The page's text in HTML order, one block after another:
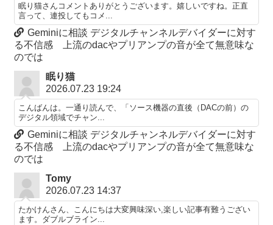
眠り猫さんコメントありがとうございます。嬉しいですね。正直
言って、連投してもコメ...
Geminiに相談 デジタルチャンネルデバイダーに対す
る不信感 上流のdacやプリアンプの音が全て無意味な
のでは
眠り猫
2026.07.23 19:24
こんばんは。一通り読んで、「ソース機器の直後（DACの前）の
デジタル領域でチャン...
Geminiに相談 デジタルチャンネルデバイダーに対す
る不信感 上流のdacやプリアンプの音が全て無意味な
のでは
Tomy
2026.07.23 14:37
たかけんさん、こんにちは大変興味深い,楽しい記事有難うござい
ます。ダブルブライン...